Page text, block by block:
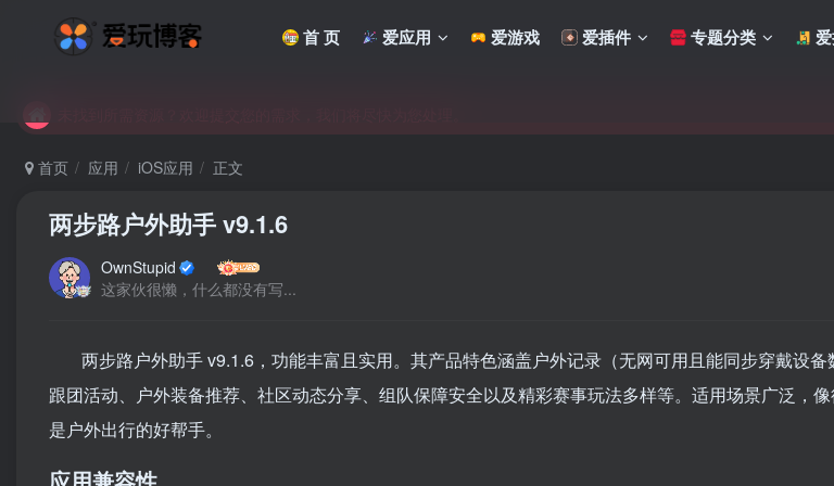
首 页 爱应用 爱游戏 爱插件 专题分类
未找到所需资源？欢迎提交您的需求，我们将尽快为您处理。
首页 应用 iOS应用 正文
两步路户外助手 v9.1.6
OwnStupid
这家伙很懒，什么都没有写...
两步路户外助手 v9.1.6，功能丰富且实用。其产品特色涵盖户外记录（无网可用且能同步穿戴设
跟团活动、户外装备推荐、社区动态分享、组队保障安全以及精彩赛事玩法多样等。适用场景广泛，
是户外出行的好帮手。